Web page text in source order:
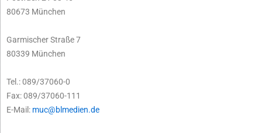
80673 München
Garmischer Straße 7
80339 München
Tel.: 089/37060-0
Fax: 089/37060-111
E-Mail: muc@blmedien.de